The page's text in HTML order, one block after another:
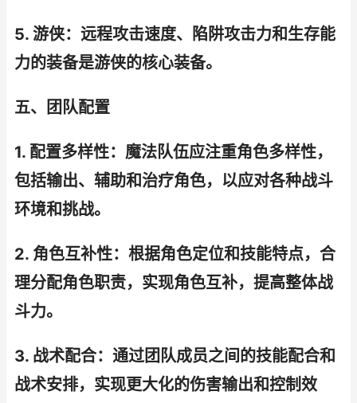
5. 游侠：远程攻击速度、陷阱攻击力和生存能
力的装备是游侠的核心装备。
五、团队配置
1. 配置多样性：魔法队伍应注重角色多样性，
包括输出、辅助和治疗角色，以应对各种战斗
环境和挑战。
2. 角色互补性：根据角色定位和技能特点，合
理分配角色职责，实现角色互补，提高整体战
斗力。
3. 战术配合：通过团队成员之间的技能配合和
战术安排，实现更大化的伤害输出和控制效